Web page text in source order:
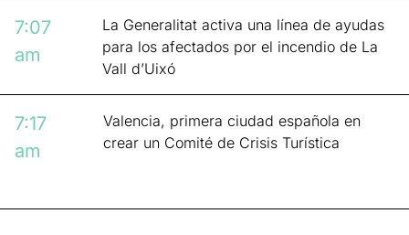
7:07
am
La Generalitat activa una línea de ayudas
para los afectados por el incendio de La
Vall d’Uixó
7:17
am
Valencia, primera ciudad española en
crear un Comité de Crisis Turística